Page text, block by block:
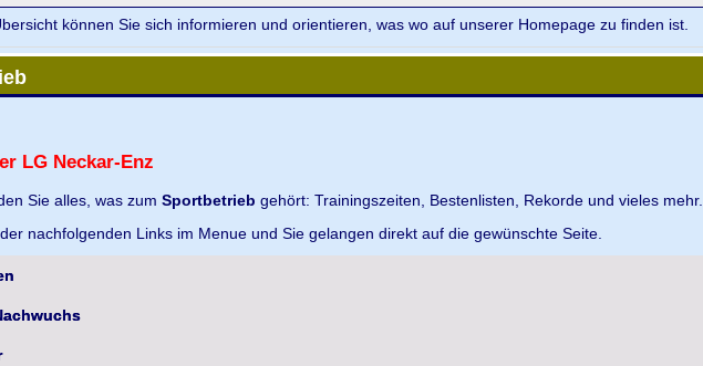
können Sie sich informieren und orientieren, was wo auf unserer Homepage zu finden ist.
LG Neckar-Enz
Sie alles, was zumSportbetrieb gehört: Trainingszeiten, Bestenlisten, Rekorde und vieles mehr.
nachfolgenden Links im Menue und Sie gelangen direkt auf die gewünschte Seite.